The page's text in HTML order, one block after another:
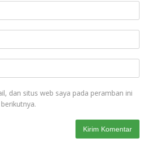
dan situs web saya pada peramban ini